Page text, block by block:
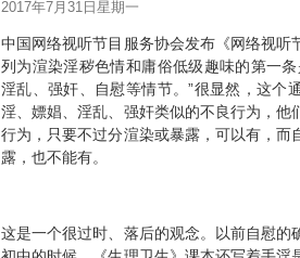
2017年7月31日星期一
中国网络视听节目服务协会发布《网络视听
列为渲染淫秽色情和庸俗低级趣味的第一条
淫乱、强奸、自慰等情节。”很显然，这个
淫、嫖娼、淫乱、强奸类似的不良行为，他
行为，只要不过分渲染或暴露，可以有，而
露，也不能有。
这是一个很过时、落后的观念。以前自慰的